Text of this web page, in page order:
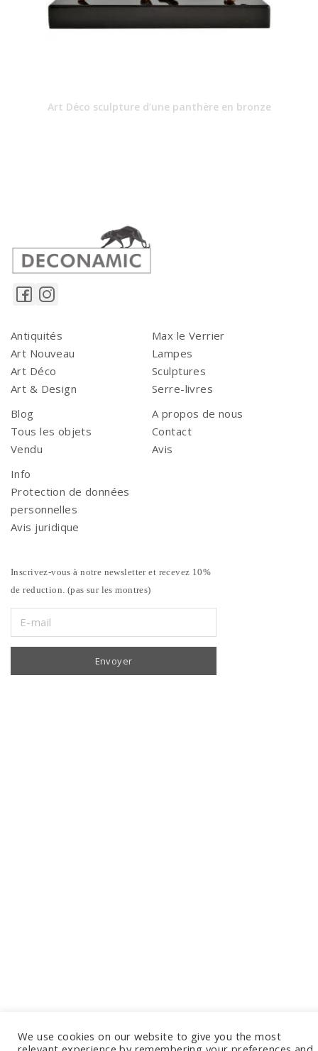
Art Déco sculpture d’une panthère en bronze
Antiquités
Art Nouveau
Art Déco
Art & Design
Max le Verrier
Lampes
Sculptures
Serre-livres
Blog
Tous les objets
Vendu
A propos de nous
Contact
Avis
Info
Protection de données
personnelles
Avis juridique
Inscrivez-vous à notre newsletter et recevez 10%
de reduction. (pas sur les montres)
We use cookies on our website to give you the most